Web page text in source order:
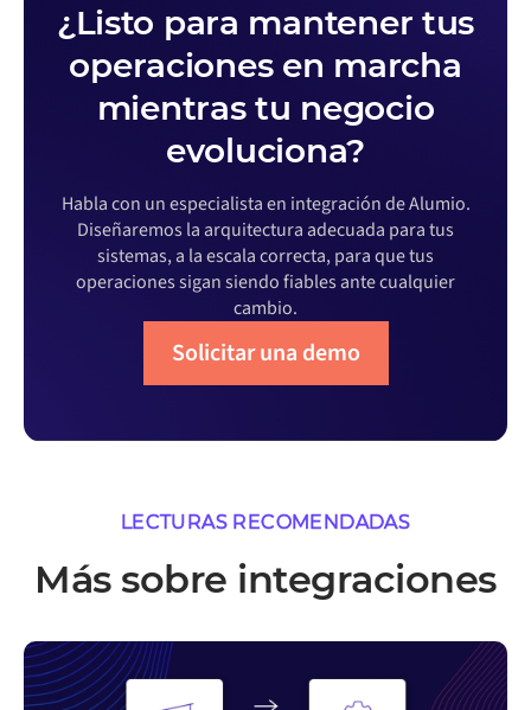
¿Listo para mantener tus
operaciones en marcha
mientras tu negocio
evoluciona?
Habla con un especialista en integración de Alumio.
Diseñaremos la arquitectura adecuada para tus
sistemas, a la escala correcta, para que tus
operaciones sigan siendo fiables ante cualquier
cambio.
Solicitar una demo
LECTURAS RECOMENDADAS
Más sobre integraciones